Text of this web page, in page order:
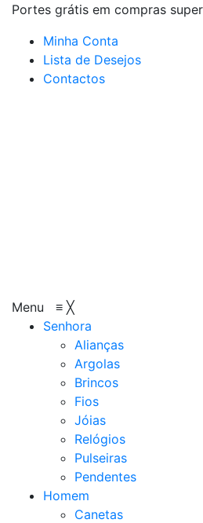
Portes grátis em compras
Minha Conta
Lista de Desejos
Contactos
Menu ≡ ╳
Senhora
Alianças
Argolas
Brincos
Fios
Jóias
Relógios
Pulseiras
Pendentes
Homem
Canetas